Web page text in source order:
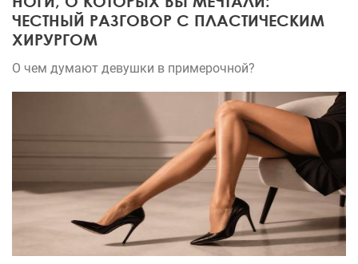
ЧЕСТНЫЙ РАЗГОВОР С ПЛАСТИЧЕСКИМ
ХИРУРГОМ
О чем думают девушки в примерочной?